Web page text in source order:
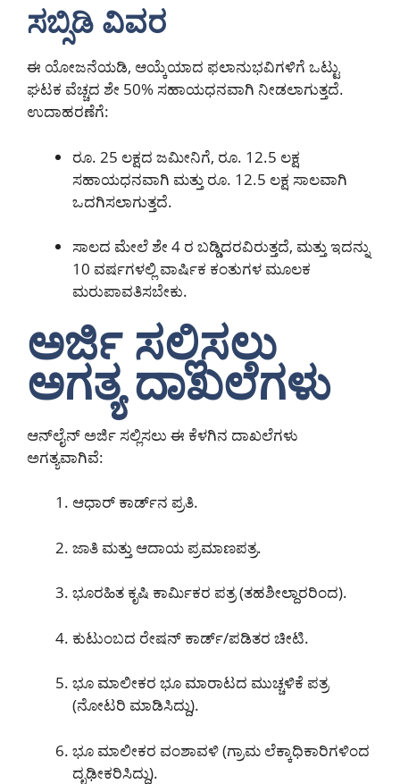
ಸಬ್ಸಿಡಿ ವಿವರ
ಈ ಯೋಜನೆಯಡಿ, ಆಯ್ಕೆಯಾದ ಫಲಾನುಭವಿಗಳಿಗೆ ಒಟ್ಟು
ಘಟಕ ವೆಚ್ಚದ ಶೇ 50% ಸಹಾಯಧನವಾಗಿ ನೀಡಲಾಗುತ್ತದೆ.
ಉದಾಹರಣೆಗೆ:
ರೂ. 25 ಲಕ್ಷದ ಜಮೀನಿಗೆ, ರೂ. 12.5 ಲಕ್ಷ
ಸಹಾಯಧನವಾಗಿ ಮತ್ತು ರೂ. 12.5 ಲಕ್ಷ ಸಾಲವಾಗಿ
ಒದಗಿಸಲಾಗುತ್ತದೆ.
ಸಾಲದ ಮೇಲೆ ಶೇ 4 ರ ಬಡ್ಡಿದರವಿರುತ್ತದೆ, ಮತ್ತು ಇದನ್ನು
10 ವರ್ಷಗಳಲ್ಲಿ ವಾರ್ಷಿಕ ಕಂತುಗಳ ಮೂಲಕ
ಮರುಪಾವತಿಸಬೇಕು.
ಅರ್ಜಿ ಸಲ್ಲಿಸಲು
ಅಗತ್ಯ ದಾಖಲೆಗಳು
ಆನ್‌ಲೈನ್ ಅರ್ಜಿ ಸಲ್ಲಿಸಲು ಈ ಕೆಳಗಿನ ದಾಖಲೆಗಳು
ಅಗತ್ಯವಾಗಿವೆ:
ಆಧಾರ್ ಕಾರ್ಡ್‌ನ ಪ್ರತಿ.
ಜಾತಿ ಮತ್ತು ಆದಾಯ ಪ್ರಮಾಣಪತ್ರ.
ಭೂರಹಿತ ಕೃಷಿ ಕಾರ್ಮಿಕರ ಪತ್ರ (ತಹಶೀಲ್ದಾರರಿಂದ).
ಕುಟುಂಬದ ರೇಷನ್ ಕಾರ್ಡ್/ಪಡಿತರ ಚೀಟಿ.
ಭೂ ಮಾಲೀಕರ ಭೂ ಮಾರಾಟದ ಮುಚ್ಚಳಿಕೆ ಪತ್ರ
(ನೋಟರಿ ಮಾಡಿಸಿದ್ದು).
ಭೂ ಮಾಲೀಕರ ವಂಶಾವಳಿ (ಗ್ರಾಮ ಲೆಕ್ಕಾಧಿಕಾರಿಗಳಿಂದ
ದೃಢೀಕರಿಸಿದ್ದು).